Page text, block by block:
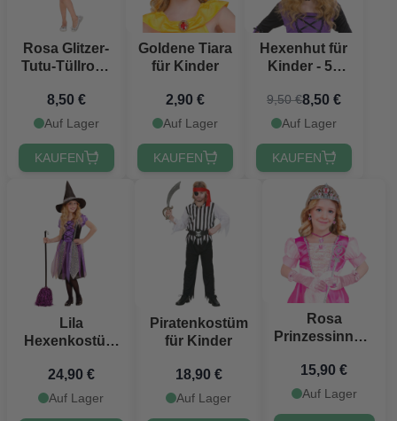
Rosa Glitzer-
Tutu-Tüllrock
8,50 €
Auf Lager
KAUFEN
Goldene Tiara
für Kinder
2,90 €
Auf Lager
KAUFEN
Hexenhut für
Kinder - 53
9,50 €8,50 €
Auf Lager
KAUFEN
Lila
Hexenkostüm
Teile
24,90 €
Auf Lager
Piratenkostüm
für Kinder
18,90 €
Auf Lager
Rosa
Prinzessinnen-
6 Teile
15,90 €
Auf Lager